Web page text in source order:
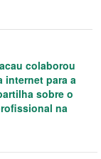
colaborou
internet para a
sobre o
na